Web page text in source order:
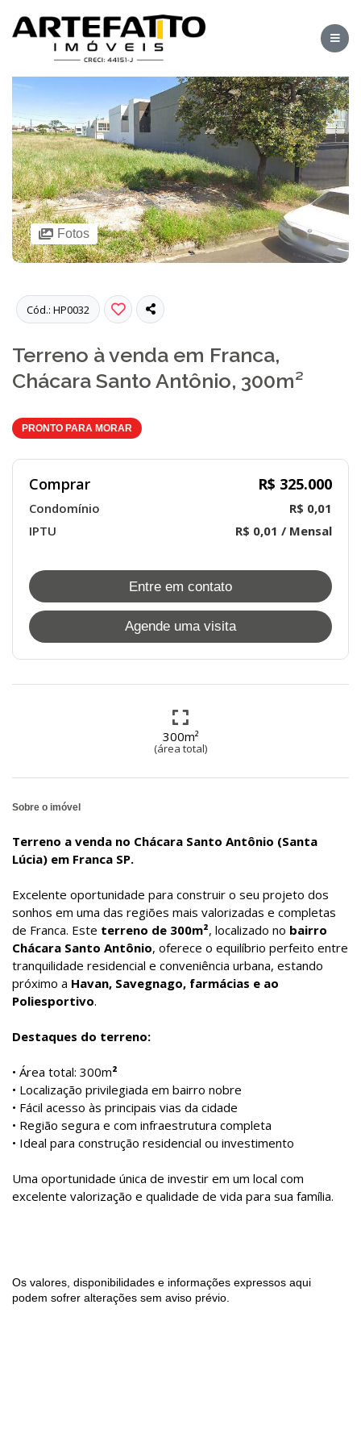
Fotos
Cód.: HP0032
Terreno à venda em Franca,
Chácara Santo Antônio, 300m²
PRONTO PARA MORAR
Comprar R$ 325.000
Condomínio
R$ 0,01
IPTU
R$ 0,01 / Mensal
Entre em contato
Agende uma visita
300m²
(área total)
Sobre o imóvel
Terreno a venda no Chácara Santo Antônio (Santa
Lúcia) em Franca SP.
Excelente oportunidade para construir o seu projeto dos
sonhos em uma das regiões mais valorizadas e completas
de Franca. Este terreno de 300m², localizado no bairro
Chácara Santo Antônio, oferece o equilíbrio perfeito entre
tranquilidade residencial e conveniência urbana, estando
próximo a Havan, Savegnago, farmácias e ao
Poliesportivo.
Destaques do terreno:
• Área total: 300m²
• Localização privilegiada em bairro nobre
• Fácil acesso às principais vias da cidade
• Região segura e com infraestrutura completa
• Ideal para construção residencial ou investimento
Uma oportunidade única de investir em um local com
excelente valorização e qualidade de vida para sua família.
Os valores, disponibilidades e informações expressos aqui
podem sofrer alterações sem aviso prévio.